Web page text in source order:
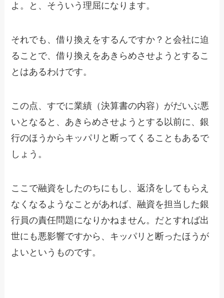
よ。と、そういう理屈になります。
それでも、借り換えをするんですか？と会社に迫
ることで、借り換えをあきらめさせようとするこ
とはあるわけです。
この点、すでに業績（決算書の内容）がだいぶ悪
いとなると、あきらめさせようとする以前に、銀
行のほうからキッパリと断ってくることもあるで
しょう。
ここで融資をしたのちにもし、返済をしてもらえ
なくなるようなことがあれば、融資を担当した銀
行員の責任問題になりかねません。だとすれば出
世にも悪影響ですから、キッパリと断ったほうが
よいというものです。